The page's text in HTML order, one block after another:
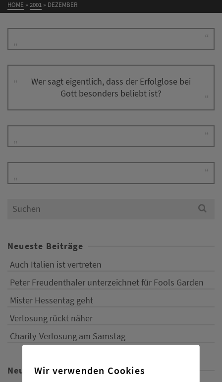
HOME » 2001 » DEZEMBER
Wer sagt eigentlich, dass der Erfolglose bei
Gott besonders beliebt ist?
Search
Neueste Beiträge
Auch Italien ist vertreten
Peter Freudenthaler unterzeichnet für Fools Garden
Mister Hessentag geht
Verlosung rückt näher
Charity-Verlosung am Samstag
Neueste Kommentare
Wir verwenden Cookies